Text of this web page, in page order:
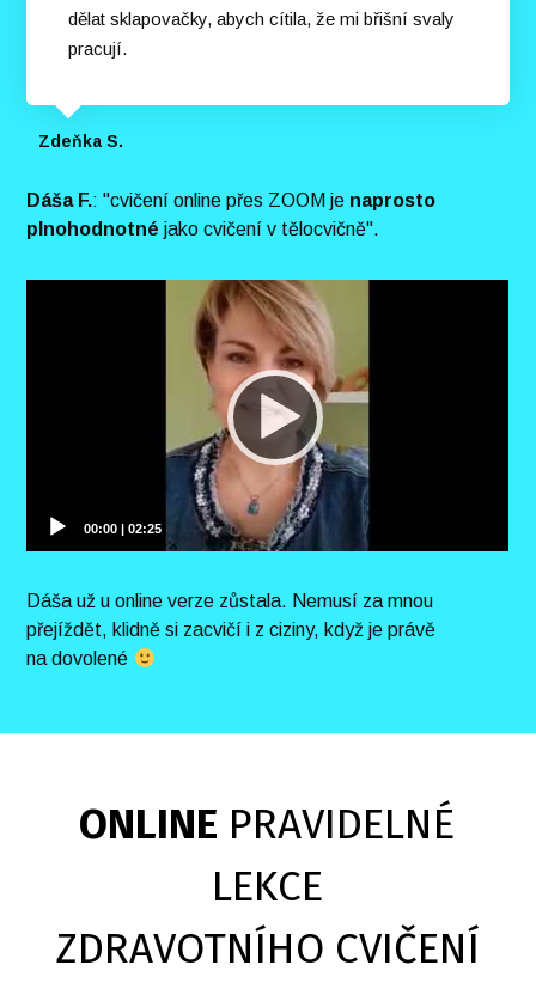
dělat sklapovačky, abych cítila, že mi břišní svaly
pracují.
Zdeňka S.
Dáša F.: "cvičení online přes ZOOM je naprosto
plnohodnotné jako cvičení v tělocvičně".
Dáša už u online verze zůstala. Nemusí za mnou
přejíždět, klidně si zacvičí i z ciziny, když je právě
na dovolené
ONLINE PRAVIDELNÉ
LEKCE
ZDRAVOTNÍHO CVIČENÍ